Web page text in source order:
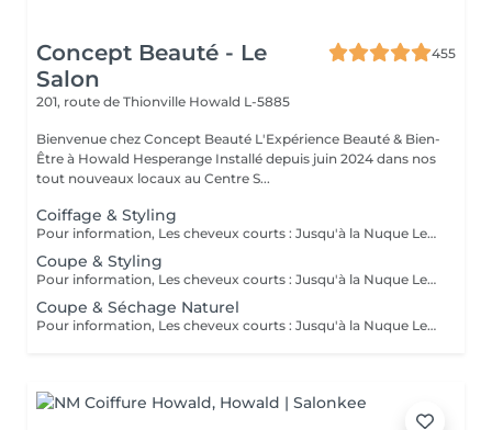
Concept Beauté - Le
Salon
455
201, route de Thionville Howald L-5885
Bienvenue chez Concept Beauté L'Expérience Beauté & Bien-
Être à Howald Hesperange Installé depuis juin 2024 dans nos
tout nouveaux locaux au Centre S...
Coiffage & Styling
Pour information, Les cheveux courts : Jusqu'à la Nuque Les cheveux mi-longs : Jusqu'à l'épaule Les cheveux longs : En dessous de l'épaule Un supplément sera demandé pour les cheveux très longs, (jusqu'au milieu du dos)
Coupe & Styling
Pour information, Les cheveux courts : Jusqu'à la Nuque Les cheveux mi-longs : Jusqu'à l'épaule Les cheveux longs : En dessous de l'épaule Un supplément sera demandé pour les cheveux très longs, (jusqu'au milieu du dos)
Coupe & Séchage Naturel
Pour information, Les cheveux courts : Jusqu'à la Nuque Les cheveux mi-longs : Jusqu'à l'épaule Les cheveux longs : En dessous de l'épaule Un supplément sera demandé pour les cheveux très long, (jusqu'au milieu du dos)